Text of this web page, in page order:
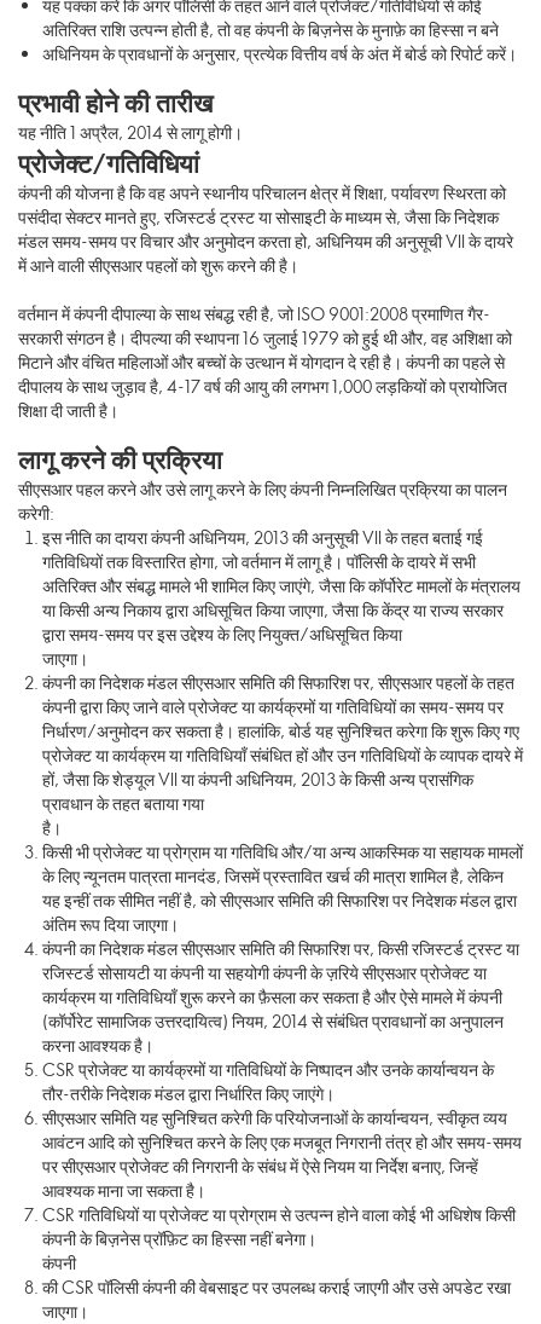
यह पक्का करें कि अगर पॉलिसी के तहत आने वाले प्रोजेक्ट/गतिविधियों से कोई
अतिरिक्त राशि उत्पन्न होती है, तो वह कंपनी के बिज़नेस के मुनाफ़े का हिस्सा न बने
अधिनियम के प्रावधानों के अनुसार, प्रत्येक वित्तीय वर्ष के अंत में बोर्ड को रिपोर्ट करें।
प्रभावी होने की तारीख
यह नीति 1 अप्रैल, 2014 से लागू होगी।
प्रोजेक्ट/गतिविधियां
कंपनी की योजना है कि वह अपने स्थानीय परिचालन क्षेत्र में शिक्षा, पर्यावरण स्थिरता को
पसंदीदा सेक्टर मानते हुए, रजिस्टर्ड ट्रस्ट या सोसाइटी के माध्यम से, जैसा कि निदेशक
मंडल समय-समय पर विचार और अनुमोदन करता हो, अधिनियम की अनुसूची VII के दायरे
में आने वाली सीएसआर पहलों को शुरू करने की है।
वर्तमान में कंपनी दीपाल्या के साथ संबद्ध रही है, जो ISO 9001:2008 प्रमाणित गैर-
सरकारी संगठन है। दीपल्या की स्थापना 16 जुलाई 1979 को हुई थी और, वह अशिक्षा को
मिटाने और वंचित महिलाओं और बच्चों के उत्थान में योगदान दे रही है। कंपनी का पहले से
दीपालय के साथ जुड़ाव है, 4-17 वर्ष की आयु की लगभग 1,000 लड़कियों को प्रायोजित
शिक्षा दी जाती है।
लागू करने की प्रक्रिया
सीएसआर पहल करने और उसे लागू करने के लिए कंपनी निम्नलिखित प्रक्रिया का पालन
करेगी:
इस नीति का दायरा कंपनी अधिनियम, 2013 की अनुसूची VII के तहत बताई गई
गतिविधियों तक विस्तारित होगा, जो वर्तमान में लागू है। पॉलिसी के दायरे में सभी
अतिरिक्त और संबद्ध मामले भी शामिल किए जाएंगे, जैसा कि कॉर्पोरेट मामलों के मंत्रालय
या किसी अन्य निकाय द्वारा अधिसूचित किया जाएगा, जैसा कि केंद्र या राज्य सरकार
द्वारा समय-समय पर इस उद्देश्य के लिए नियुक्त/अधिसूचित किया
जाएगा।
कंपनी का निदेशक मंडल सीएसआर समिति की सिफारिश पर, सीएसआर पहलों के तहत
कंपनी द्वारा किए जाने वाले प्रोजेक्ट या कार्यक्रमों या गतिविधियों का समय-समय पर
निर्धारण/अनुमोदन कर सकता है। हालांकि, बोर्ड यह सुनिश्चित करेगा कि शुरू किए गए
प्रोजेक्ट या कार्यक्रम या गतिविधियाँ संबंधित हों और उन गतिविधियों के व्यापक दायरे में
हों, जैसा कि शेड्यूल VII या कंपनी अधिनियम, 2013 के किसी अन्य प्रासंगिक
प्रावधान के तहत बताया गया
है।
किसी भी प्रोजेक्ट या प्रोग्राम या गतिविधि और/या अन्य आकस्मिक या सहायक मामलों
के लिए न्यूनतम पात्रता मानदंड, जिसमें प्रस्तावित खर्च की मात्रा शामिल है, लेकिन
यह इन्हीं तक सीमित नहीं है, को सीएसआर समिति की सिफारिश पर निदेशक मंडल द्वारा
अंतिम रूप दिया जाएगा।
कंपनी का निदेशक मंडल सीएसआर समिति की सिफारिश पर, किसी रजिस्टर्ड ट्रस्ट या
रजिस्टर्ड सोसायटी या कंपनी या सहयोगी कंपनी के ज़रिये सीएसआर प्रोजेक्ट या
कार्यक्रम या गतिविधियाँ शुरू करने का फ़ैसला कर सकता है और ऐसे मामले में कंपनी
(कॉर्पोरेट सामाजिक उत्तरदायित्व) नियम, 2014 से संबंधित प्रावधानों का अनुपालन
करना आवश्यक है।
CSR प्रोजेक्ट या कार्यक्रमों या गतिविधियों के निष्पादन और उनके कार्यान्वयन के
तौर-तरीके निदेशक मंडल द्वारा निर्धारित किए जाएंगे।
सीएसआर समिति यह सुनिश्चित करेगी कि परियोजनाओं के कार्यान्वयन, स्वीकृत व्यय
आवंटन आदि को सुनिश्चित करने के लिए एक मजबूत निगरानी तंत्र हो और समय-समय
पर सीएसआर प्रोजेक्ट की निगरानी के संबंध में ऐसे नियम या निर्देश बनाए, जिन्हें
आवश्यक माना जा सकता है।
CSR गतिविधियों या प्रोजेक्ट या प्रोग्राम से उत्पन्न होने वाला कोई भी अधिशेष किसी
कंपनी के बिज़नेस प्रॉफ़िट का हिस्सा नहीं बनेगा।
कंपनी
की CSR पॉलिसी कंपनी की वेबसाइट पर उपलब्ध कराई जाएगी और उसे अपडेट रखा
जाएगा।